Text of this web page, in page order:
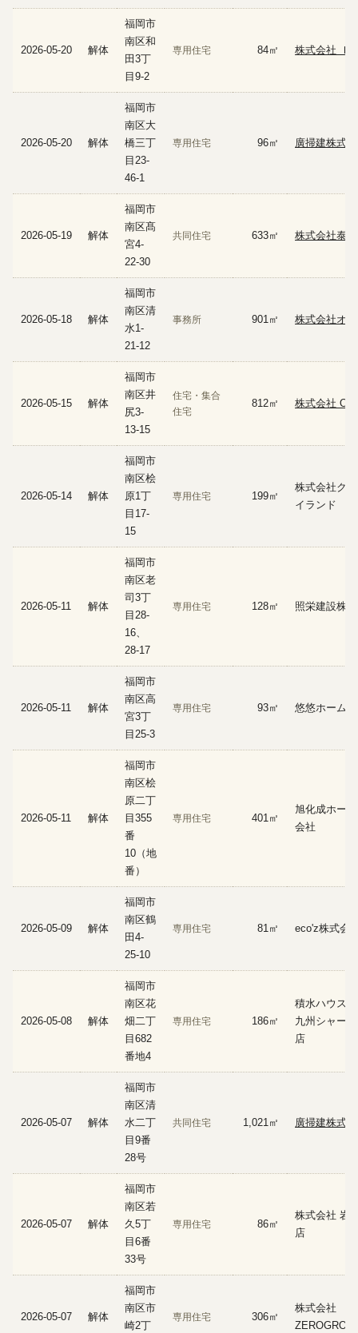
2026-05-20 解体
福岡市
南区和
田3丁
目9-2
専用住宅 84㎡ 株式会社 Ｉ
2026-05-20 解体
福岡市
南区大
橋三丁
目23-
46-1
専用住宅 96㎡ 廣掃建株式
2026-05-19 解体
福岡市
南区髙
宮4-
22-30
共同住宅 633㎡ 株式会社泰
2026-05-18 解体
福岡市
南区清
水1-
21-12
事務所 901㎡ 株式会社オ
2026-05-15 解体
福岡市
南区井
尻3-
13-15
住宅・集合
住宅
812㎡ 株式会社 OZ
2026-05-14 解体
福岡市
南区桧
原1丁
目17-
15
専用住宅 199㎡
株式会社ク
イランド
2026-05-11 解体
福岡市
南区老
司3丁
目28-
16、
28-17
専用住宅 128㎡ 照栄建設株
2026-05-11 解体
福岡市
南区高
宮3丁
目25-3
専用住宅 93㎡ 悠悠ホーム
2026-05-11 解体
福岡市
南区桧
原二丁
目355
番
10（地
番）
専用住宅 401㎡
旭化成ホー
会社
2026-05-09 解体
福岡市
南区鶴
田4-
25-10
専用住宅 81㎡ eco'z株式会
2026-05-08 解体
福岡市
南区花
畑二丁
目682
番地4
専用住宅 186㎡
積水ハウス
九州シャー
店
2026-05-07 解体
福岡市
南区清
水二丁
目9番
28号
共同住宅 1,021㎡ 廣掃建株式
2026-05-07 解体
福岡市
南区若
久5丁
目6番
33号
専用住宅 86㎡
株式会社 岩
店
2026-05-07 解体
福岡市
南区市
崎2丁
専用住宅 306㎡
株式会社